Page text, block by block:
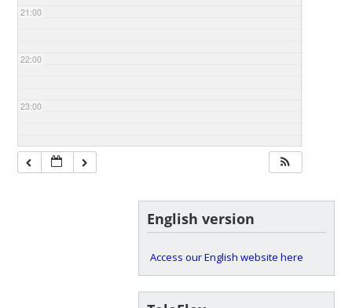
21:00
22:00
23:00
English version
Access our English website here